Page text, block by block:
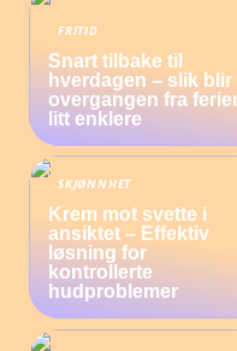
FRITID
Snart tilbake til
hverdagen – slik blir
overgangen fra
litt enklere
SKJØNNHET
Krem mot svette i
ansiktet – Effektiv
løsning for
kontrollerte
hudproblemer